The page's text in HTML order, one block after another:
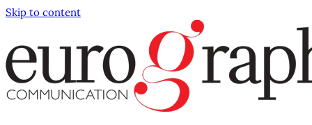
Skip to content